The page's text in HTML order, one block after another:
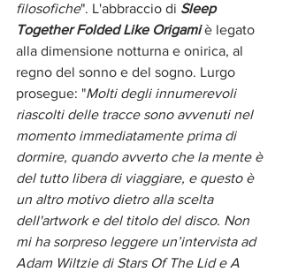
filosofiche". L'abbraccio di Sleep
Together Folded Like Origami è legato
alla dimensione notturna e onirica, al
regno del sonno e del sogno. Lurgo
prosegue: "Molti degli innumerevoli
riascolti delle tracce sono avvenuti nel
momento immediatamente prima di
dormire, quando avverto che la mente è
del tutto libera di viaggiare, e questo è
un altro motivo dietro alla scelta
dell'artwork e del titolo del disco. Non
mi ha sorpreso leggere un’intervista ad
Adam Wiltzie di Stars Of The Lid e A